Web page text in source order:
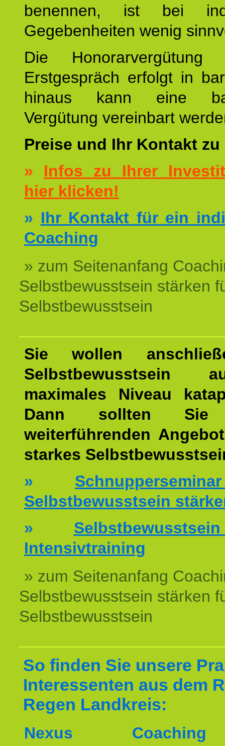
benennen, ist bei
Gegebenheiten wenig
Die
Erstgespräch erfolgt in
hinaus kann eine
Vergütung vereinbart
Preise und Ihr Kontakt
» Infos zu Ihrer
hier klicken!
» Ihr Kontakt für ein
Coaching
» zum Seitenanfang
Selbstbewusstsein stärken
Selbstbewusstsein
Sie wollen
Selbstbewusstsein
maximales Niveau
Dann sollten Sie
weiterführenden
starkes
»
Selbstbewusstsein
»
Intensivtraining
» zum Seitenanfang
Selbstbewusstsein stärken
Selbstbewusstsein
So finden Sie unsere
Interessenten aus dem
Regen Landkreis:
Nexus